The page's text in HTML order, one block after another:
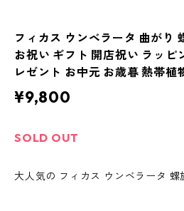
フィカス ウンベラータ 曲がり
お祝い ギフト 開店祝い ラッピ
レゼント お中元 お歳暮 熱帯植
¥9,800
SOLD OUT
大人気の フィカス ウンベラータ